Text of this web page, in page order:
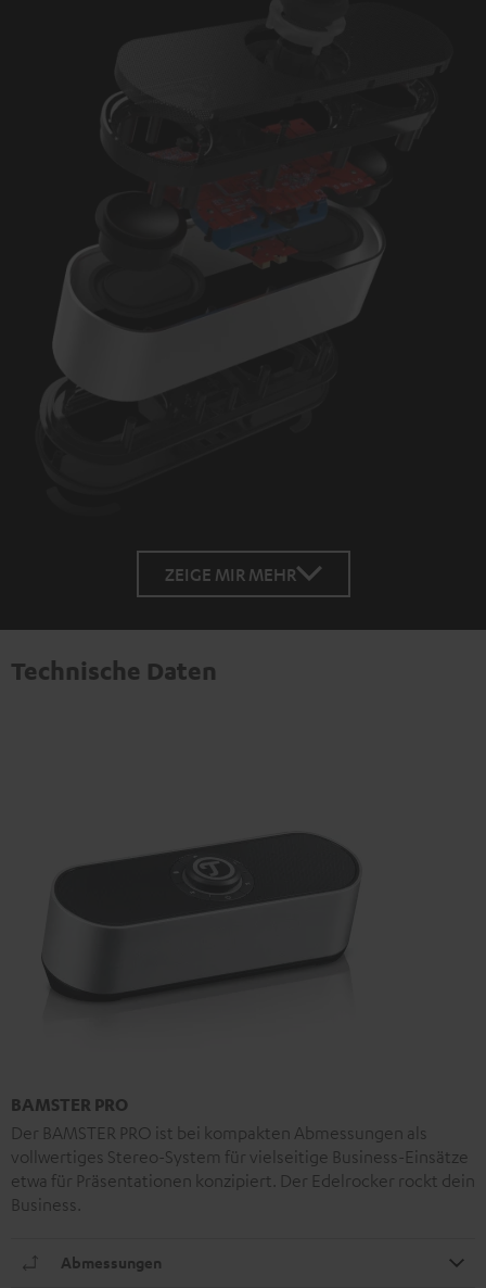
ZEIGE MIR MEHR
Technische Daten
BAMSTER PRO
Der BAMSTER PRO ist bei kompakten Abmessungen als
vollwertiges Stereo-System für vielseitige Business-Einsätze
etwa für Präsentationen konzipiert. Der Edelrocker rockt dein
Business.
Abmessungen